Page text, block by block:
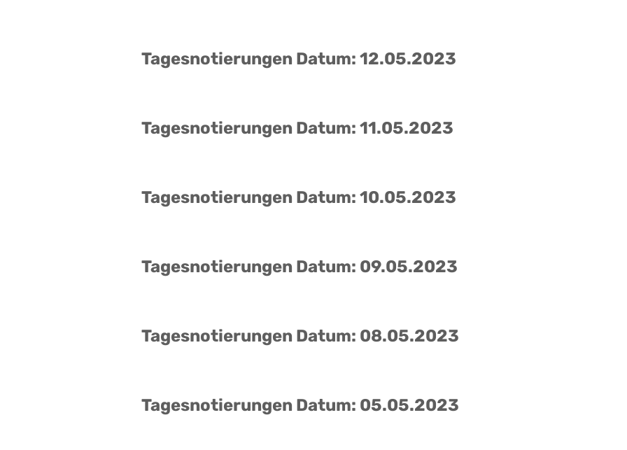
Tagesnotierungen Datum: 12.05.2023
Tagesnotierungen Datum: 11.05.2023
Tagesnotierungen Datum: 10.05.2023
Tagesnotierungen Datum: 09.05.2023
Tagesnotierungen Datum: 08.05.2023
Tagesnotierungen Datum: 05.05.2023